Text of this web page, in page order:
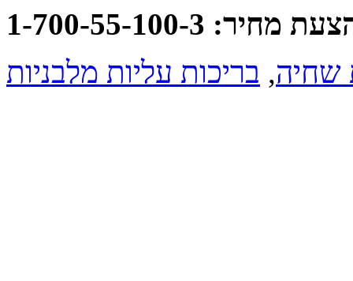
1-700-55-100-3
שחיה, בריכות עליות מלבניות